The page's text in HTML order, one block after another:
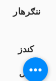
ننګرهار
کندز
زابل